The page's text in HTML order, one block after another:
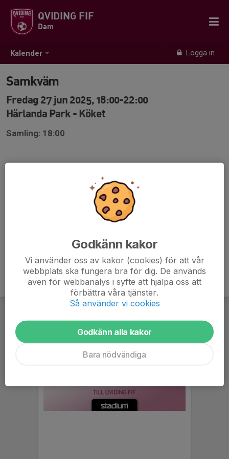
Kalender Logga in
QVIDING FIF
Dam
Samkväm
Fredag 27 jun 2025, 18:00-22:00
Härlanda Park - Köket
Samling: 18:00
Godkänn kakor
Vi använder oss av kakor (cookies) för att vår
webbplats ska fungera bra för dig. De används
även för webbanalys i syfte att hjälpa oss att
förbättra våra tjänster.
Så använder vi cookies
Godkänn alla kakor
Bara nödvändiga